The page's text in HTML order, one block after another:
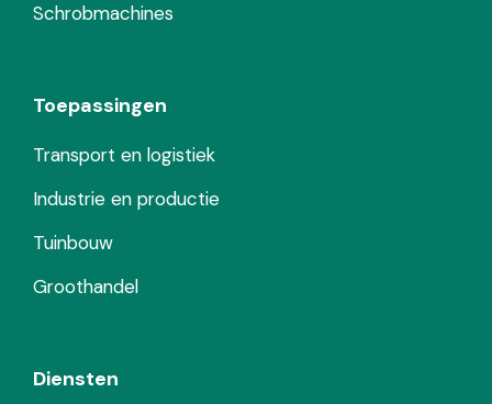
Schrobmachines
Toepassingen
Transport en logistiek
Industrie en productie
Tuinbouw
Groothandel
Diensten